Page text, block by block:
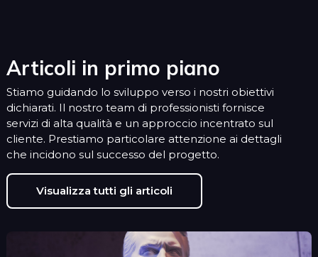
Articoli in primo piano
Stiamo guidando lo sviluppo verso i nostri obiettivi
dichiarati. Il nostro team di professionisti fornisce
servizi di alta qualità e un approccio incentrato sul
cliente. Prestiamo particolare attenzione ai dettagli
che incidono sul successo del progetto.
Visualizza tutti gli articoli